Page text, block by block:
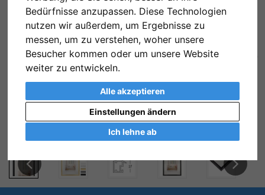
Bedürfnisse anzupassen. Diese Technologien
nutzen wir außerdem, um Ergebnisse zu
messen, um zu verstehen, woher unsere
Besucher kommen oder um unsere Website
weiter zu entwickeln.
Alle akzeptieren
Ich lehne ab
Einstellungen ändern
Zurück
Previous